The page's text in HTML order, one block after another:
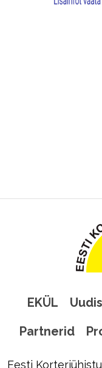
EKÜL
Partnerid
Eesti